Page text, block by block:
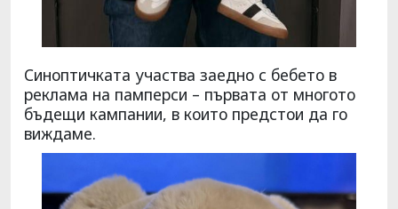
Синоптичката участва заедно с бебето в
реклама на памперси – първата от многото
бъдещи кампании, в които предстои да го
виждаме.